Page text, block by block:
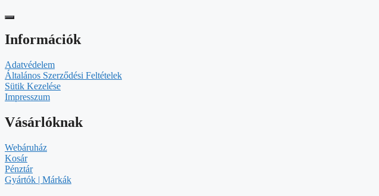
Információk
Adatvédelem
Általános Szerződési Feltételek
Sütik Kezelése
Impresszum
Vásárlóknak
Webáruház
Kosár
Pénztár
Gyártók | Márkák